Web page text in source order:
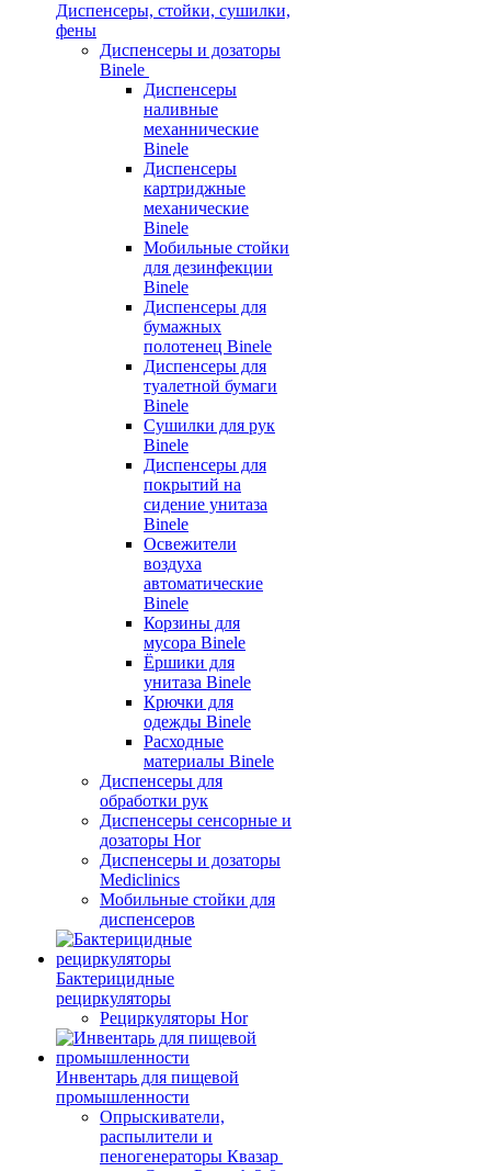
Диспенсеры, стойки, сушилки,
фены
Диспенсеры и дозаторы
Binele
Диспенсеры
наливные
механнические
Binele
Диспенсеры
картриджные
механические
Binele
Мобильные стойки
для дезинфекции
Binele
Диспенсеры для
бумажных
полотенец Binele
Диспенсеры для
туалетной бумаги
Binele
Сушилки для рук
Binele
Диспенсеры для
покрытий на
сидение унитаза
Binele
Освежители
воздуха
автоматические
Binele
Корзины для
мусора Binele
Ёршики для
унитаза Binele
Крючки для
одежды Binele
Расходные
материалы Binele
Диспенсеры для
обработки рук
Диспенсеры сенсорные и
дозаторы Hor
Диспенсеры и дозаторы
Mediclinics
Мобильные стойки для
диспенсеров
Бактерицидные
рециркуляторы
Рециркуляторы Hor
Инвентарь для пищевой
промышленности
Опрыскиватели,
распылители и
пеногенераторы Квазар